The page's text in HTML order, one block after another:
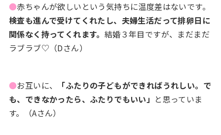
●赤ちゃんが欲しいという気持ちに温度差はないです。
検査も進んで受けてくれたし、夫婦生活だって排卵日に
関係なく持ってくれます。 結婚３年目ですが、まだまだ
ラブラブ♡（Dさん）
●お互いに、
「ふたりの子どもができればうれしい。で
も、できなかったら、ふたりでもいい」 と思っていま
す。（Aさん）